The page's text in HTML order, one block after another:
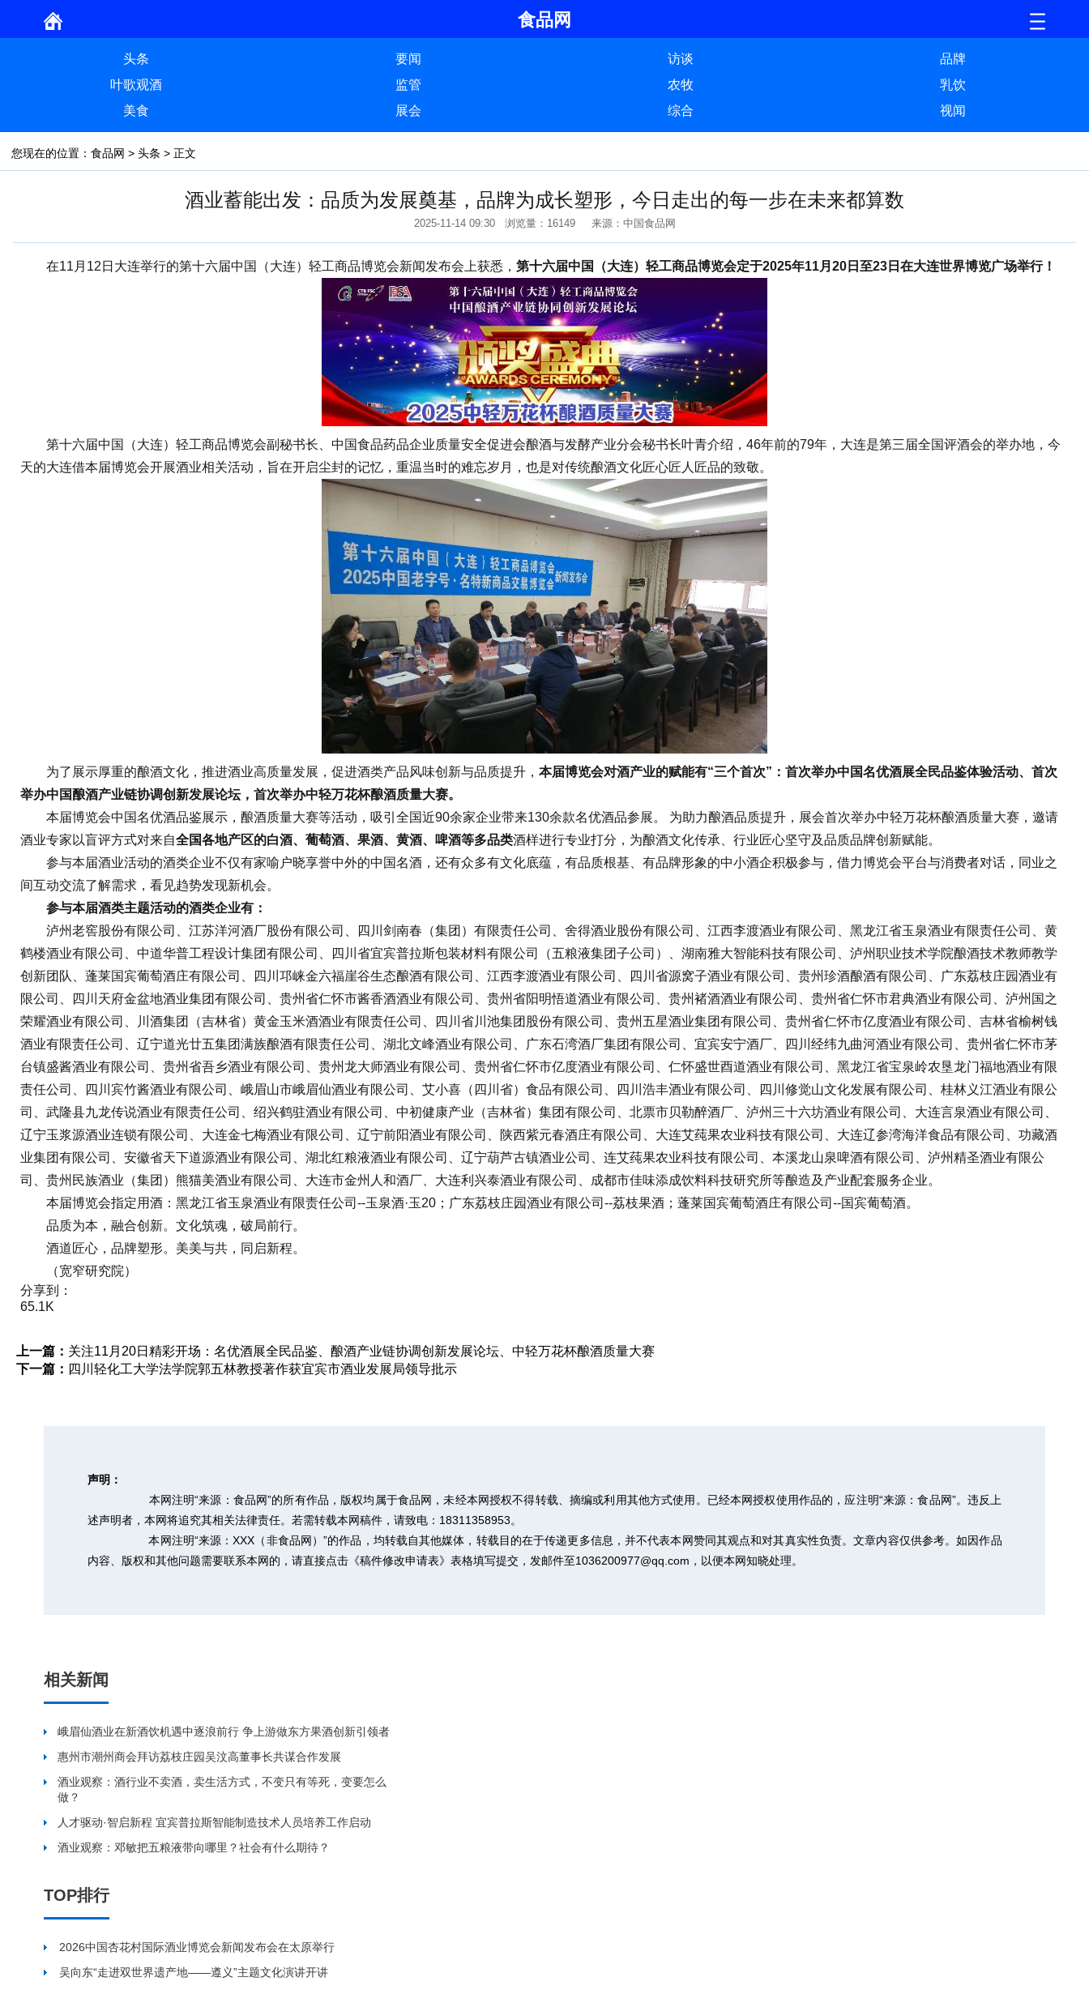
食品网
头条 要闻 访谈
品牌
叶歌观酒
监管 农牧
乳饮
美食
展会 综合 视闻
您现在的位置： 食品网 > 头条 > 正文
酒业蓄能出发：品质为发展奠基，品牌为成长塑形，今日走出的每一步在未来都算数
2025-11-14 09:30 浏览量：16149 来源：中国食品网
在11月12日大连举行的第十六届中国（大连）轻工商品博览会新闻发布会上获悉， 第十六届中国（大连）轻工商品博览会定于2025年11月20日至23日在大连世界博览广场举行！
第十六届中国（大连）轻工商品博览会副秘书长、中国食品药品企业质量安全促进会酿酒与发酵产业分会秘书长叶青介绍，46年前的79年，大连是第三届全国评酒会的举办地，今
天的大连借本届博览会开展酒业相关活动，旨在开启尘封的记忆，重温当时的难忘岁月，也是对传统酿酒文化匠心匠人匠品的致敬。
为了展示厚重的酿酒文化，推进酒业高质量发展，促进酒类产品风味创新与品质提升， 本届博览会对酒产业的赋能有“三个首次”：首次举办中国名优酒展全民品鉴体验活动、首次
举办中国酿酒产业链协调创新发展论坛，首次举办中轻万花杯酿酒质量大赛。
本届博览会中国名优酒品鉴展示，酿酒质量大赛等活动，吸引全国近90余家企业带来130余款名优酒品参展。 为助力酿酒品质提升，展会首次举办中轻万花杯酿酒质量大赛，邀请
酒业专家以盲评方式对来自全国各地产区的白酒、葡萄酒、果酒、黄酒、啤酒等多品类酒样进行专业打分，为酿酒文化传承、行业匠心坚守及品质品牌创新赋能。
参与本届酒业活动的酒类企业不仅有家喻户晓享誉中外的中国名酒，还有众多有文化底蕴，有品质根基、有品牌形象的中小酒企积极参与，借力博览会平台与消费者对话，同业之
间互动交流了解需求，看见趋势发现新机会。
参与本届酒类主题活动的酒类企业有：
泸州老窖股份有限公司、江苏洋河酒厂股份有限公司、四川剑南春（集团）有限责任公司、舍得酒业股份有限公司、江西李渡酒业有限公司、黑龙江省玉泉酒业有限责任公司、黄
鹤楼酒业有限公司、中道华普工程设计集团有限公司、四川省宜宾普拉斯包装材料有限公司（五粮液集团子公司）、湖南雅大智能科技有限公司、泸州职业技术学院酿酒技术教师教学
创新团队、蓬莱国宾葡萄酒庄有限公司、四川邛崃金六福崖谷生态酿酒有限公司、江西李渡酒业有限公司、四川省源窝子酒业有限公司、贵州珍酒酿酒有限公司、广东荔枝庄园酒业有
限公司、四川天府金盆地酒业集团有限公司、贵州省仁怀市酱香酒酒业有限公司、贵州省阳明悟道酒业有限公司、贵州褚酒酒业有限公司、贵州省仁怀市君典酒业有限公司、泸州国之
荣耀酒业有限公司、川酒集团（吉林省）黄金玉米酒酒业有限责任公司、四川省川池集团股份有限公司、贵州五星酒业集团有限公司、贵州省仁怀市亿度酒业有限公司、吉林省榆树钱
酒业有限责任公司、辽宁道光廿五集团满族酿酒有限责任公司、湖北文峰酒业有限公司、广东石湾酒厂集团有限公司、宜宾安宁酒厂、四川经纬九曲河酒业有限公司、贵州省仁怀市茅
台镇盛酱酒业有限公司、贵州省吾乡酒业有限公司、贵州龙大师酒业有限公司、贵州省仁怀市亿度酒业有限公司、仁怀盛世酉道酒业有限公司、黑龙江省宝泉岭农垦龙门福地酒业有限
责任公司、四川宾竹酱酒业有限公司、峨眉山市峨眉仙酒业有限公司、艾小喜（四川省）食品有限公司、四川浩丰酒业有限公司、四川修觉山文化发展有限公司、桂林义江酒业有限公
司、武隆县九龙传说酒业有限责任公司、绍兴鹤驻酒业有限公司、中初健康产业（吉林省）集团有限公司、北票市贝勒醉酒厂、泸州三十六坊酒业有限公司、大连言泉酒业有限公司、
辽宁玉浆源酒业连锁有限公司、大连金七梅酒业有限公司、辽宁前阳酒业有限公司、陕西紫元春酒庄有限公司、大连艾莼果农业科技有限公司、大连辽参湾海洋食品有限公司、功藏酒
业集团有限公司、安徽省天下道源酒业有限公司、湖北红粮液酒业有限公司、辽宁葫芦古镇酒业公司、连艾莼果农业科技有限公司、本溪龙山泉啤酒有限公司、泸州精圣酒业有限公
司、贵州民族酒业（集团）熊猫美酒业有限公司、大连市金州人和酒厂、大连利兴泰酒业有限公司、成都市佳味添成饮料科技研究所等酿造及产业配套服务企业。
本届博览会指定用酒：黑龙江省玉泉酒业有限责任公司--玉泉酒·玉20；广东荔枝庄园酒业有限公司--荔枝果酒；蓬莱国宾葡萄酒庄有限公司--国宾葡萄酒。
品质为本，融合创新。文化筑魂，破局前行。
酒道匠心，品牌塑形。美美与共，同启新程。
（宽窄研究院）
分享到：
65.1K
上一篇： 关注11月20日精彩开场：名优酒展全民品鉴、酿酒产业链协调创新发展论坛、中轻万花杯酿酒质量大赛
下一篇： 四川轻化工大学法学院郭五林教授著作获宜宾市酒业发展局领导批示
声明：
本网注明“来源：食品网”的所有作品，版权均属于食品网，未经本网授权不得转载、摘编或利用其他方式使用。已经本网授权使用作品的，应注明“来源：食品网”。违反上
述声明者，本网将追究其相关法律责任。若需转载本网稿件，请致电：18311358953。
本网注明“来源：XXX（非食品网）”的作品，均转载自其他媒体，转载目的在于传递更多信息，并不代表本网赞同其观点和对其真实性负责。文章内容仅供参考。如因作品
内容、版权和其他问题需要联系本网的，请直接点击《稿件修改申请表》 表格填写提交，发邮件至1036200977@qq.com，以便本网知晓处理。
相关新闻
峨眉仙酒业在新酒饮机遇中逐浪前行 争上游做东方果酒创新引领者
惠州市潮州商会拜访荔枝庄园吴汶高董事长共谋合作发展
酒业观察：酒行业不卖酒，卖生活方式，不变只有等死，变要怎么
做？
人才驱动·智启新程 宜宾普拉斯智能制造技术人员培养工作启动
酒业观察：邓敏把五粮液带向哪里？社会有什么期待？
TOP排行
2026中国杏花村国际酒业博览会新闻发布会在太原举行
吴向东“走进双世界遗产地——遵义”主题文化演讲开讲